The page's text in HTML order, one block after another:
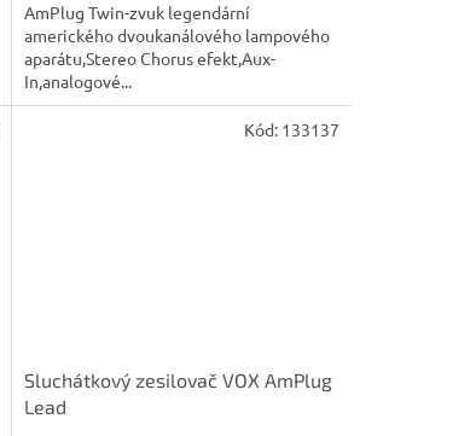
AmPlug Twin-zvuk legendární
amerického dvoukanálového lampového
aparátu,Stereo Chorus efekt,Aux-
In,analogové...
Sluchátkový zesilovač VOX AmPlug
Lead
Kód: 133137